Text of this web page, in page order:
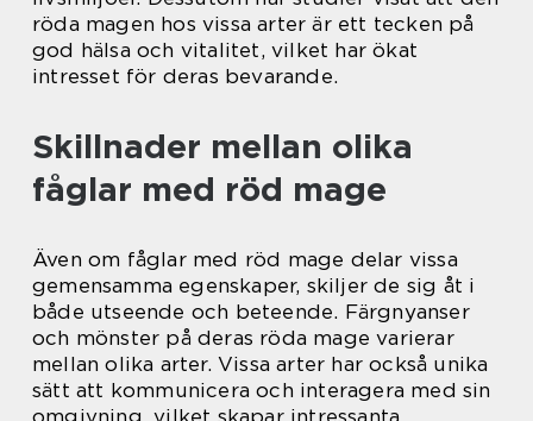
röda magen hos vissa arter är ett tecken på
god hälsa och vitalitet, vilket har ökat
intresset för deras bevarande.
Skillnader mellan olika
fåglar med röd mage
Även om fåglar med röd mage delar vissa
gemensamma egenskaper, skiljer de sig åt i
både utseende och beteende. Färgnyanser
och mönster på deras röda mage varierar
mellan olika arter. Vissa arter har också unika
sätt att kommunicera och interagera med sin